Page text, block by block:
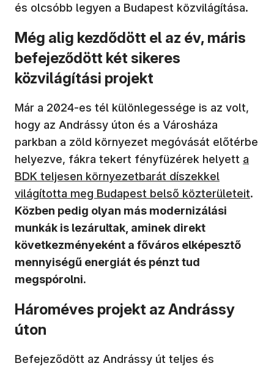
és olcsóbb legyen a Budapest közvilágítása.
Még alig kezdődött el az év, máris
befejeződött két sikeres
közvilágítási projekt
Már a 2024-es tél különlegessége is az volt,
hogy az Andrássy úton és a Városháza
parkban a zöld környezet megóvását előtérbe
helyezve, fákra tekert fényfüzérek helyett a
BDK teljesen környezetbarát díszekkel
világította meg Budapest belső közterületeit.
Közben pedig olyan más modernizálási
munkák is lezárultak, aminek direkt
következményeként a főváros elképesztő
mennyiségű energiát és pénzt tud
megspórolni.
Hároméves projekt az Andrássy
úton
Befejeződött az Andrássy út teljes és